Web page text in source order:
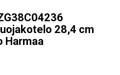
28,4 cm
Harmaa